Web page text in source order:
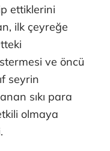
ettiklerini
ilk çeyreğe
ve öncü
seyrin
sıkı para
olmaya